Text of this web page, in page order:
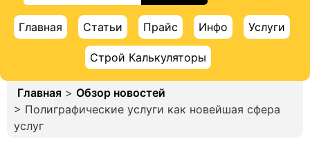
Главная Статьи Прайс Инфо Услуги
Строй Калькуляторы
Главная > Обзор новостей
> Полиграфические услуги как новейшая сфера
услуг